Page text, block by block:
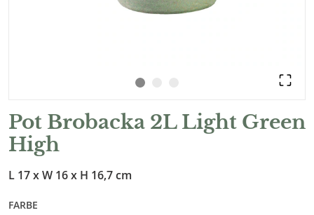
Pot Brobacka 2L Light Green
High
L 17 x W 16 x H 16,7 cm
FARBE